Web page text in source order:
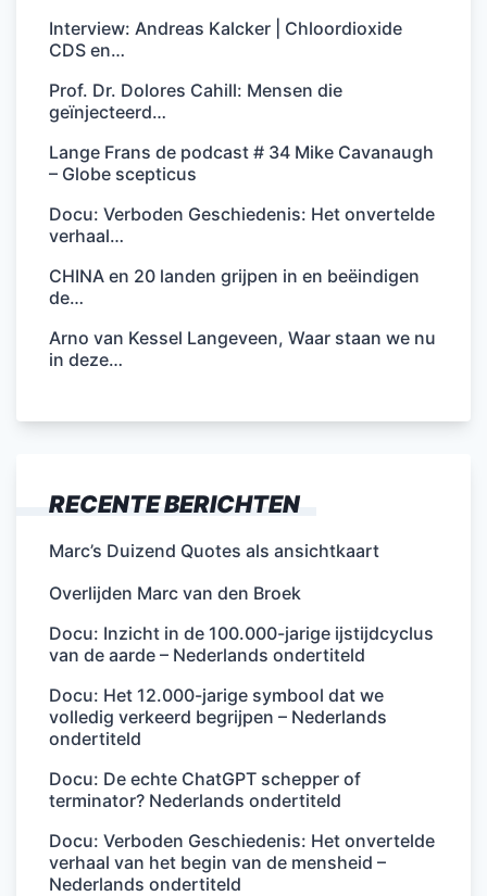
Interview: Andreas Kalcker | Chloordioxide
CDS en…
Prof. Dr. Dolores Cahill: Mensen die
geïnjecteerd…
Lange Frans de podcast # 34 Mike Cavanaugh
– Globe scepticus
Docu: Verboden Geschiedenis: Het onvertelde
verhaal…
CHINA en 20 landen grijpen in en beëindigen
de…
Arno van Kessel Langeveen, Waar staan we nu
in deze…
RECENTE BERICHTEN
Marc’s Duizend Quotes als ansichtkaart
Overlijden Marc van den Broek
Docu: Inzicht in de 100.000-jarige ijstijdcyclus
van de aarde – Nederlands ondertiteld
Docu: Het 12.000-jarige symbool dat we
volledig verkeerd begrijpen – Nederlands
ondertiteld
Docu: De echte ChatGPT schepper of
terminator? Nederlands ondertiteld
Docu: Verboden Geschiedenis: Het onvertelde
verhaal van het begin van de mensheid –
Nederlands ondertiteld